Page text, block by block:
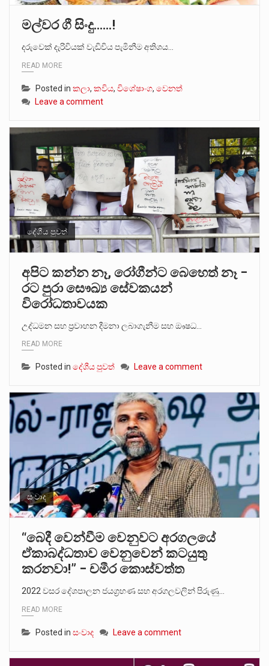
මල්වර ගී සිංදු……!
දරුවෙක් දැරිවියක් වැඩිවිය පැමිනීම අතිශය…
READ MORE
Posted in කලා, කවිය, විශේෂාංග, වෙනත්
Leave a comment
දේශීය පුවත්
අපිට කන්න නෑ, රෝගීන්ට බෙහෙත් නෑ –
රට පුරා සෞඛ්‍ය සේවකයන්
විරෝධතාවයක
උද්ධමන සහ ප්‍රවාහන දීමනා ලබාගැනීම සහ ඖෂධ…
READ MORE
Posted in දේශීය පුවත් Leave a comment
සංවාද
“බෙදී වෙන්වීම වෙනුවට අරගලයේ
ඒකාබද්ධතාව වෙනුවෙන් කටයුතු
කරනවා!” – චමීර කොස්වත්ත
2022 වසර දේශපාලන ජයග්‍රහණ සහ අරගලවලින් පිරුණු…
READ MORE
Posted in සංවාද Leave a comment